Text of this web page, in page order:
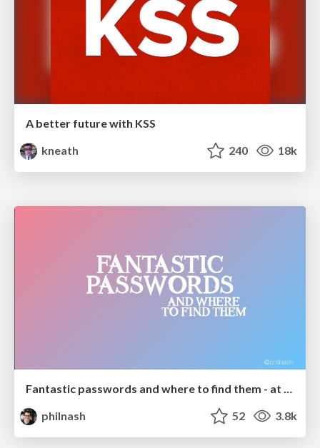
A better future with KSS
kneath
240 18k
Fantastic passwords and where to find them - at NoRuKo
philnash
52 3.8k